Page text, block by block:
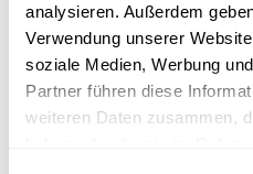
analysieren. Außerdem
Verwendung unserer
soziale Medien, Werbung
Partner führen diese
weiteren Daten zusammen,